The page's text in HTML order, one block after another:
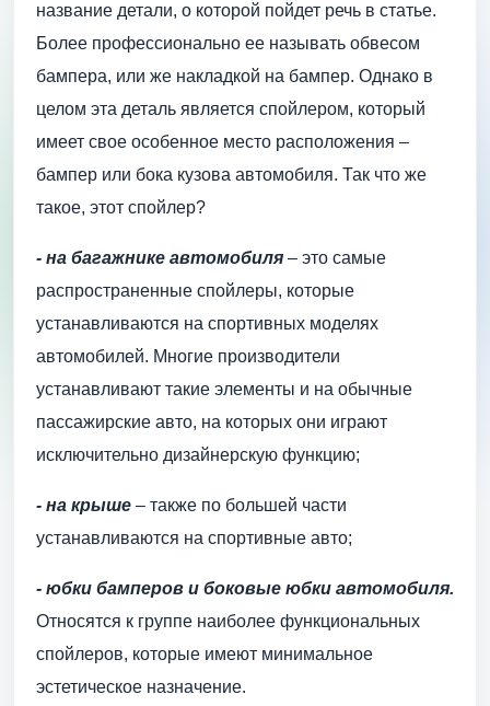
название детали, о которой пойдет речь в статье.
Более профессионально ее называть обвесом
бампера, или же накладкой на бампер. Однако в
целом эта деталь является спойлером, который
имеет свое особенное место расположения –
бампер или бока кузова автомобиля. Так что же
такое, этот спойлер?
- на багажнике автомобиля – это самые
распространенные спойлеры, которые
устанавливаются на спортивных моделях
автомобилей. Многие производители
устанавливают такие элементы и на обычные
пассажирские авто, на которых они играют
исключительно дизайнерскую функцию;
- на крыше – также по большей части
устанавливаются на спортивные авто;
- юбки бамперов и боковые юбки автомобиля.
Относятся к группе наиболее функциональных
спойлеров, которые имеют минимальное
эстетическое назначение.